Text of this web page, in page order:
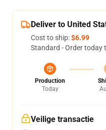
Deliver to United
Cost to ship:$6.99
Standard - Order today
Production
Today
Veilige transactie